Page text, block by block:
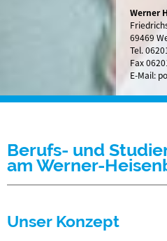
Werner
69469
Tel.
Fax
E-Mail:
Berufs- und
am Werner-
Unser Konzept